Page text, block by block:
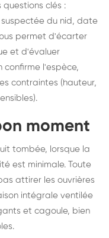
questions clés :
du nid, date
permet d'écarter
et d'évaluer
confirme l'espèce,
contraintes (hauteur,
moment
tombée, lorsque la
est minimale. Toute
attirer les ouvrières
intégrale ventilée
et cagoule, bien